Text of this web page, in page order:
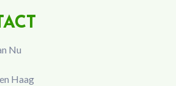
Nu
Haag